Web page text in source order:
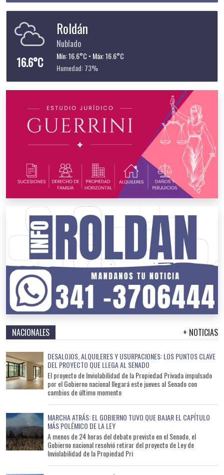
16.6°C
Roldán
Nublado
Mín: 16.6°C • Máx: 16.6°C
Humedad: 73%
NACIONALES + NOTICIAS
DESALOJOS, ALQUILERES Y USURPACIONES: LOS PUNTOS CLAVE
DEL PROYECTO QUE LLEGA AL SENADO
El proyecto de Inviolabilidad de la Propiedad Privada impulsado
por el Gobierno nacional llegará este jueves al Senado con
cambios de último momento
MARCHA ATRÁS: EL GOBIERNO TUVO QUE BAJAR EL CAPÍTULO
MÁS POLÉMICO DE LA LEY
A menos de 24 horas del debate previsto en el Senado, el
Gobierno nacional resolvió retirar del proyecto de Ley de
Inviolabilidad de la Propiedad Pri